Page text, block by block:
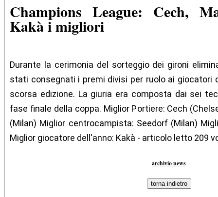
Champions League: Cech,
Kakà i migliori
Durante la cerimonia del sorteggio dei gironi
stati consegnati i premi divisi per ruolo ai giocatori
scorsa edizione. La giuria era composta dai sei
fase finale della coppa. Miglior Portiere: Cech
(Milan) Miglior centrocampista: Seedorf (Milan)
Miglior giocatore dell'anno: Kakà - articolo letto 209
archivio news